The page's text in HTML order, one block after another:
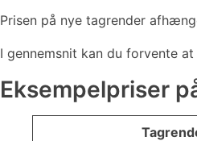
Prisen på nye tagrender
I gennemsnit kan du forvente
Eksempelpriser